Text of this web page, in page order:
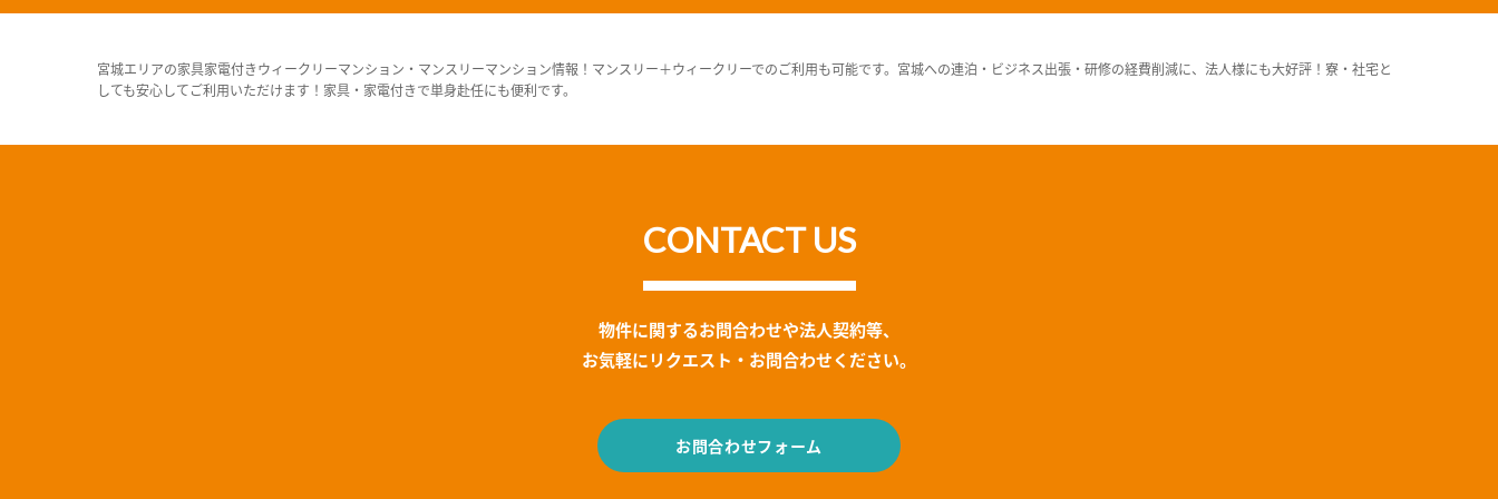
宮城エリアの家具家電付きウィークリーマンション・マンスリーマンション情報！マンスリー＋ウィークリーでのご利用も可能です。宮城への連泊・ビジネス出張・研修の経費削減に、法人様にも大好評！寮・社宅と
しても安心してご利用いただけます！家具・家電付きで単身赴任にも便利です。
CONTACT US
物件に関するお問合わせや法人契約等、
お気軽にリクエスト・お問合わせください。
お問合わせフォーム